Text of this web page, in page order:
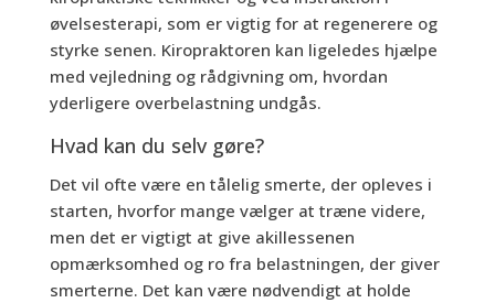
øvelsesterapi, som er vigtig for at regenerere og
styrke senen. Kiropraktoren kan ligeledes hjælpe
med vejledning og rådgivning om, hvordan
yderligere overbelastning undgås.
Hvad kan du selv gøre?
Det vil ofte være en tålelig smerte, der opleves i
starten, hvorfor mange vælger at træne videre,
men det er vigtigt at give akillessenen
opmærksomhed og ro fra belastningen, der giver
smerterne. Det kan være nødvendigt at holde